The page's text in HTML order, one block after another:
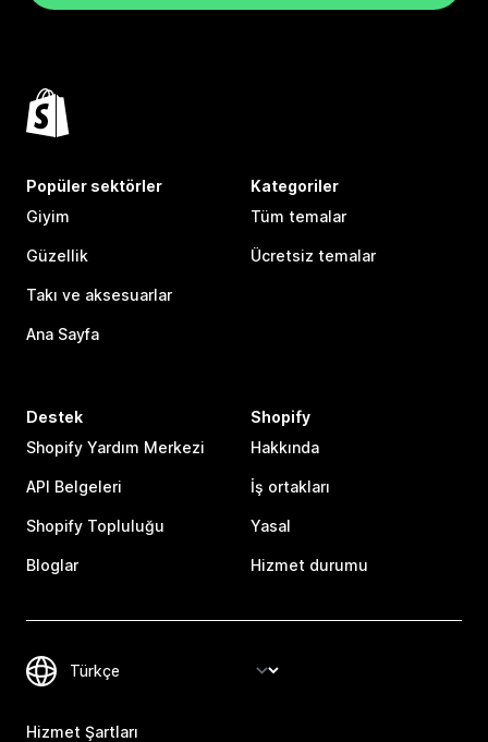
Popüler sektörler
Giyim
Güzellik
Takı ve aksesuarlar
Ana Sayfa
Kategoriler
Tüm temalar
Ücretsiz temalar
Destek
Shopify Yardım Merkezi
API Belgeleri
Shopify Topluluğu
Bloglar
Shopify
Hakkında
İş ortakları
Yasal
Hizmet durumu
Hizmet Şartları